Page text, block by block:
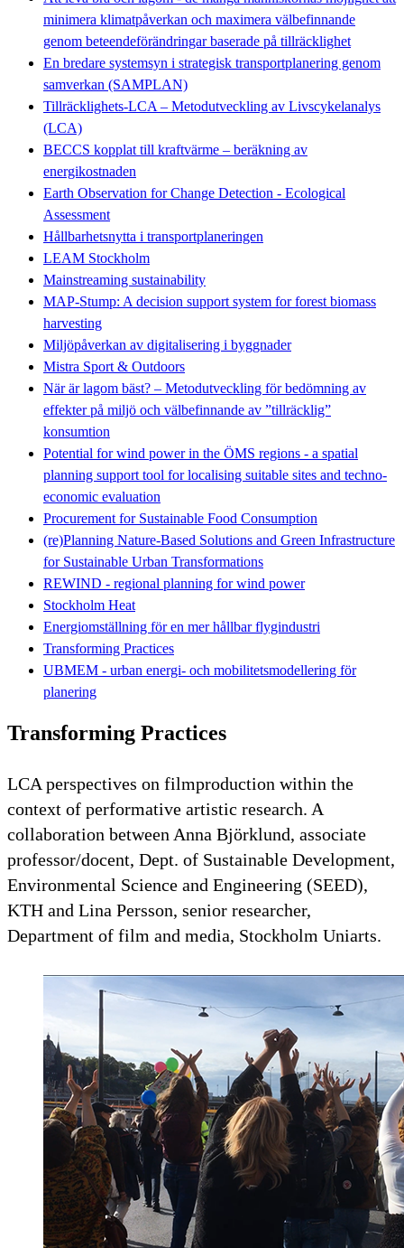
minimera klimatpåverkan och maximera välbefinnande
genom beteendeförändringar baserade på tillräcklighet
En bredare systemsyn i strategisk transportplanering genom
samverkan (SAMPLAN)
Tillräcklighets-LCA – Metodutveckling av Livscykelanalys
(LCA)
BECCS kopplat till kraftvärme – beräkning av
energikostnaden
Earth Observation for Change Detection - Ecological
Assessment
Hållbarhetsnytta i transportplaneringen
LEAM Stockholm
Mainstreaming sustainability
MAP-Stump: A decision support system for forest biomass
harvesting
Miljöpåverkan av digitalisering i byggnader
Mistra Sport & Outdoors
När är lagom bäst? – Metodutveckling för bedömning av
effekter på miljö och välbefinnande av ”tillräcklig”
konsumtion
Potential for wind power in the ÖMS regions - a spatial
planning support tool for localising suitable sites and techno-
economic evaluation
Procurement for Sustainable Food Consumption
(re)Planning Nature-Based Solutions and Green Infrastructure
for Sustainable Urban Transformations
REWIND - regional planning for wind power
Stockholm Heat
Energiomställning för en mer hållbar flygindustri
Transforming Practices
UBMEM - urban energi- och mobilitetsmodellering för
planering
Transforming Practices
LCA perspectives on filmproduction within the
context of performative artistic research. A
collaboration between Anna Björklund, associate
professor/docent, Dept. of Sustainable Development,
Environmental Science and Engineering (SEED),
KTH and Lina Persson, senior researcher,
Department of film and media, Stockholm Uniarts.